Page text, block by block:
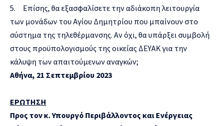
5. Επίσης, θα εξασφαλίσετε την αδιάκοπη λειτουργία
των μονάδων του Αγίου Δημητρίου που μπαίνουν στο
σύστημα της τηλεθέρμανσης. Αν όχι, θα υπάρξει συμβολή
στους προϋπολογισμούς της οικείας ΔΕΥΑΚ για την
κάλυψη των απαιτούμενων αναγκών;
Αθήνα, 21 Σεπτεμβρίου 2023
ΕΡΩΤΗΣΗ
Προς τον κ. Υπουργό Περιβάλλοντος και Ενέργειας